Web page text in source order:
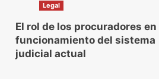
Legal
El rol de los procuradores en
funcionamiento del sistema
judicial actual